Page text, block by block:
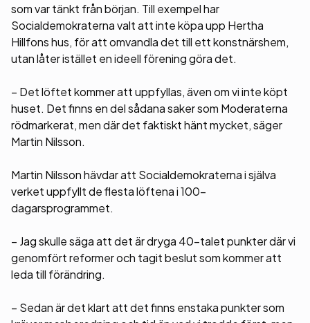
som var tänkt från början. Till exempel har
Socialdemokraterna valt att inte köpa upp Hertha
Hillfons hus, för att omvandla det till ett konstnärshem,
utan låter istället en ideell förening göra det.
– Det löftet kommer att uppfyllas, även om vi inte köpt
huset. Det finns en del sådana saker som Moderaterna
rödmarkerat, men där det faktiskt hänt mycket, säger
Martin Nilsson.
Martin Nilsson hävdar att Socialdemokraterna i själva
verket uppfyllt de flesta löftena i 100-
dagarsprogrammet.
– Jag skulle säga att det är dryga 40-talet punkter där vi
genomfört reformer och tagit beslut som kommer att
leda till förändring.
– Sedan är det klart att det finns enstaka punkter som